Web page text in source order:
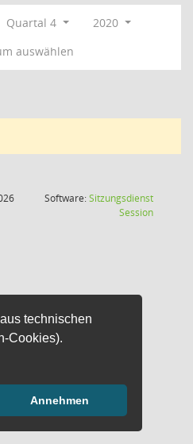
technischen
Cookies).
Annehmen
Quartal 4
2020
auswählen
Software:Sitzungsdienst
Session(Wird in